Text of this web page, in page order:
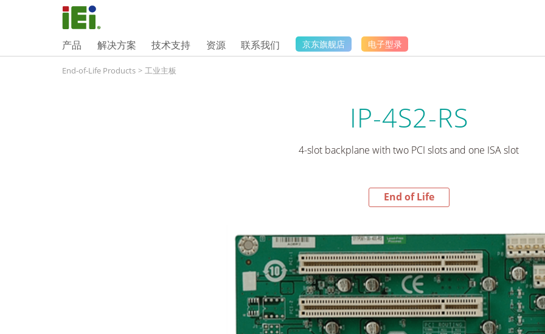
产品 解决方案 技术支持 资源 联系我们 京东旗舰店 电子型录
End-of-Life Products > 工业主板
IP-4S2-RS
4-slot backplane with two PCI slots and one ISA slot
End of Life